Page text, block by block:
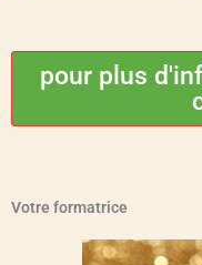
pour plus
Votre formatrice